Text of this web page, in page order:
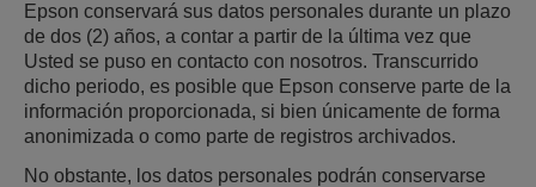
Epson conservará sus datos personales durante un plazo
de dos (2) años, a contar a partir de la última vez que
Usted se puso en contacto con nosotros. Transcurrido
dicho periodo, es posible que Epson conserve parte de la
información proporcionada, si bien únicamente de forma
anonimizada o como parte de registros archivados.
No obstante, los datos personales podrán conservarse